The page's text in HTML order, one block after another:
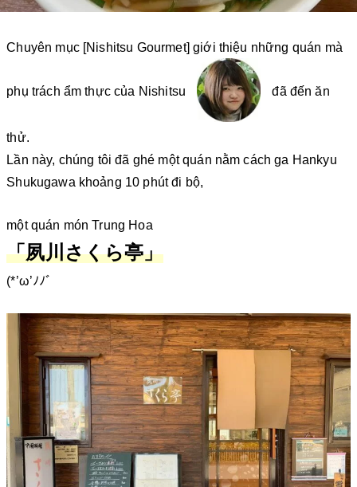
Chuyên mục [Nishitsu Gourmet] giới thiệu những quán mà
phụ trách ẩm thực của Nishitsu đã đến ăn
thử.
Lần này, chúng tôi đã ghé một quán nằm cách ga Hankyu
Shukugawa khoảng 10 phút đi bộ,
một quán món Trung Hoa
「夙川さくら亭」
(*’ω’ﾉﾉﾞ